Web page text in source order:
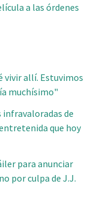
a las órdenes
vivir allí. Estuvimos
muchísimo"
infravaloradas de
que hoy
para anunciar
por culpa de J.J.